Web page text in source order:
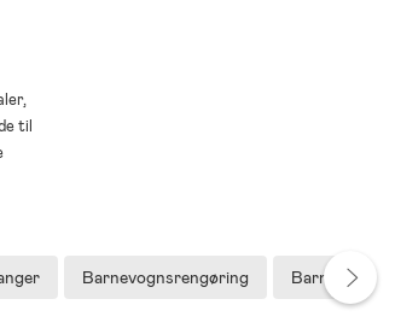
til
Barnevognsrengøring